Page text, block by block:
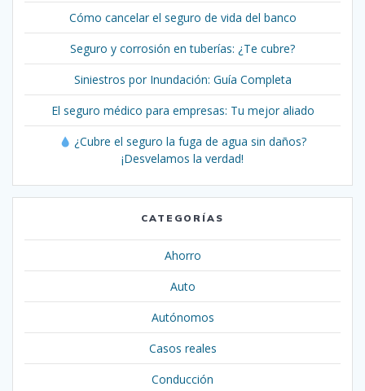
Cómo cancelar el seguro de vida del banco
Seguro y corrosión en tuberías: ¿Te cubre?
Siniestros por Inundación: Guía Completa
El seguro médico para empresas: Tu mejor aliado
¿Cubre el seguro la fuga de agua sin daños?
¡Desvelamos la verdad!
CATEGORÍAS
Ahorro
Auto
Autónomos
Casos reales
Conducción